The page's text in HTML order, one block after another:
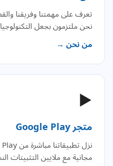
نحن ملتزمون بجعل
من نحن →
▶️
متجر Google Play
مجانية مع ملايين التثبيتات